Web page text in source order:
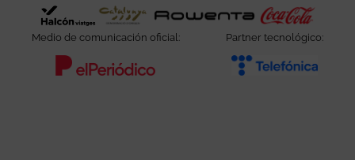
Abre en nueva ventana
Abre en nueva ventanaAbre en nueva
Medio de comunicación oficial:
Abre en nueva ventana
Partner tecnológico:
Abre